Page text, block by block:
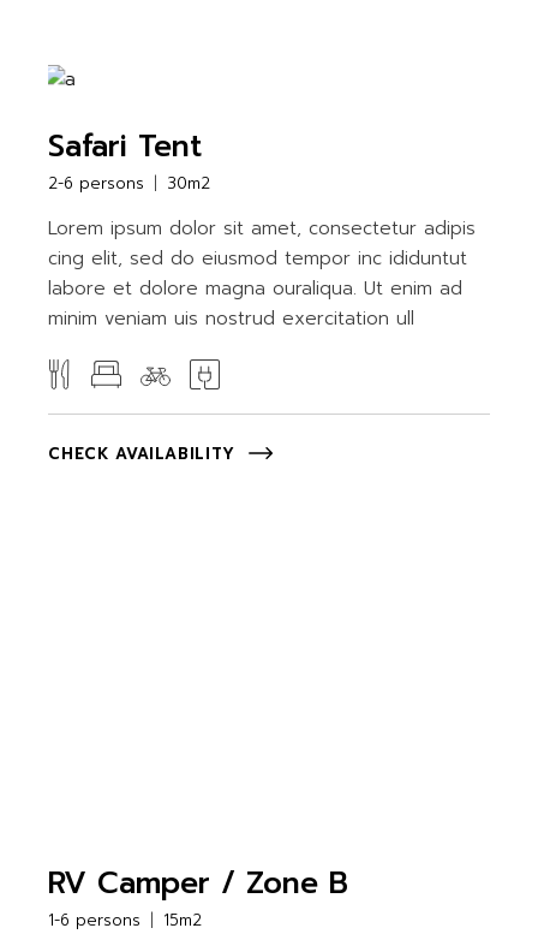
Safari Tent
2-6 persons 30m2
Lorem ipsum dolor sit amet, consectetur adipis
cing elit, sed do eiusmod tempor inc ididuntut
labore et dolore magna ouraliqua. Ut enim ad
minim veniam uis nostrud exercitation ull
CHECK AVAILABILITY
RV Camper / Zone B
1-6 persons 15m2